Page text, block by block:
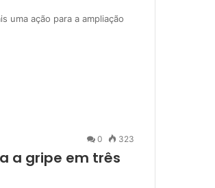
uma ação para a ampliação
0 323
a gripe em três